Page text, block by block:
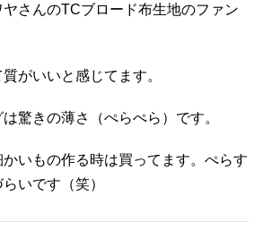
さんのTCブロード布生地のファン
がいいと感じてます。
驚きの薄さ（ぺらぺら）です。
かいもの作る時は買ってます。ぺらす
いです（笑）